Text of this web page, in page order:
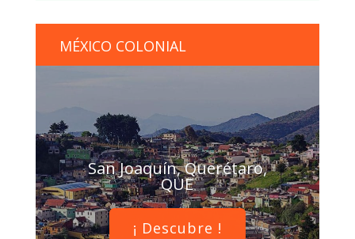
MÉXICO COLONIAL
San Joaquín, Querétaro,
QUE
¡ Descubre !